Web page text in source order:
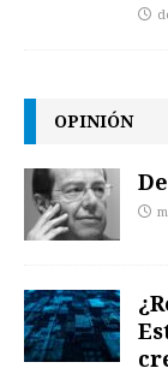
OPINIÓN